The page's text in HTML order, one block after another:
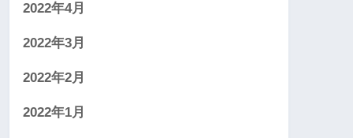
2022年4月
2022年3月
2022年2月
2022年1月